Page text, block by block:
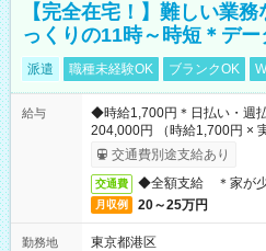
【完全在宅！】難しい業
っくりの11時～時短＊デ
派遣 職種未経験OK ブランクOK
給与
◆時給1,700円＊日払い・週
204,000円 （時給1,700円 ×
交通費別途支給あり
交通費 ◆全額支給 ＊家が少
月収例 20～25万円
勤務地
東京都港区